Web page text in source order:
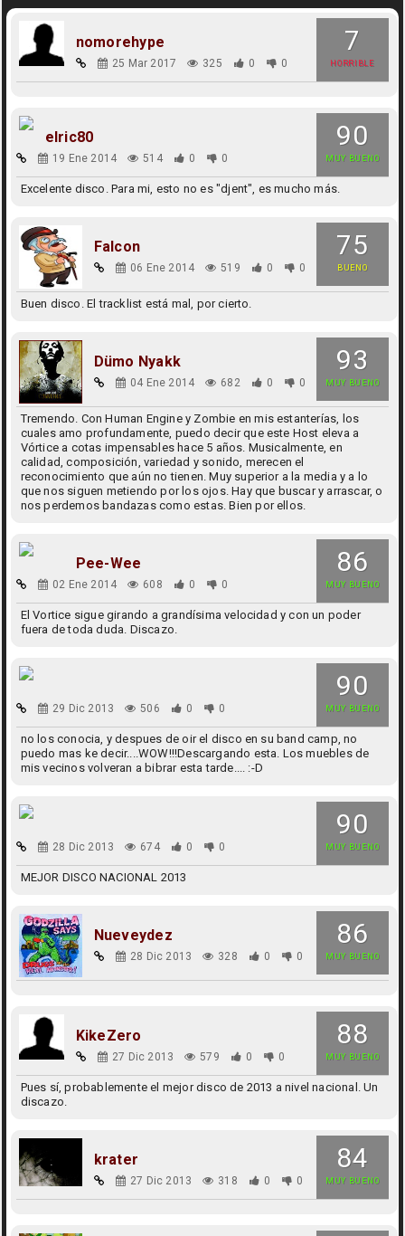
7
HORRIBLE
nomorehype
25 Mar 2017 325 0 0
90
MUY BUENO
elric80
19 Ene 2014 514 0 0
Excelente disco. Para mi, esto no es "djent", es mucho más.
75
BUENO
Falcon
06 Ene 2014 519 0 0
Buen disco. El tracklist está mal, por cierto.
93
MUY BUENO
Dümo Nyakk
04 Ene 2014 682 0 0
Tremendo. Con Human Engine y Zombie en mis estanterías, los
cuales amo profundamente, puedo decir que este Host eleva a
Vórtice a cotas impensables hace 5 años. Musicalmente, en
calidad, composición, variedad y sonido, merecen el
reconocimiento que aún no tienen. Muy superior a la media y a lo
que nos siguen metiendo por los ojos. Hay que buscar y arrascar, o
nos perdemos bandazas como estas. Bien por ellos.
86
MUY BUENO
Pee-Wee
02 Ene 2014 608 0 0
El Vortice sigue girando a grandísima velocidad y con un poder
fuera de toda duda. Discazo.
90
MUY BUENO
29 Dic 2013 506 0 0
no los conocia, y despues de oir el disco en su band camp, no
puedo mas ke decir....WOW!!!Descargando esta. Los muebles de
mis vecinos volveran a bibrar esta tarde.... :-D
90
MUY BUENO
28 Dic 2013 674 0 0
MEJOR DISCO NACIONAL 2013
86
MUY BUENO
Nueveydez
28 Dic 2013 328 0 0
88
MUY BUENO
KikeZero
27 Dic 2013 579 0 0
Pues sí, probablemente el mejor disco de 2013 a nivel nacional. Un
discazo.
84
MUY BUENO
krater
27 Dic 2013 318 0 0